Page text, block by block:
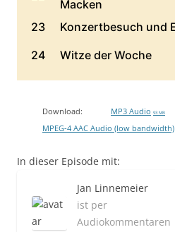
Download: MP3 Audio 93 MB
MPEG-4 AAC Audio (low bandwidth)
In dieser Episode mit:
Jan Linnemeier
ist per
Audiokommentaren